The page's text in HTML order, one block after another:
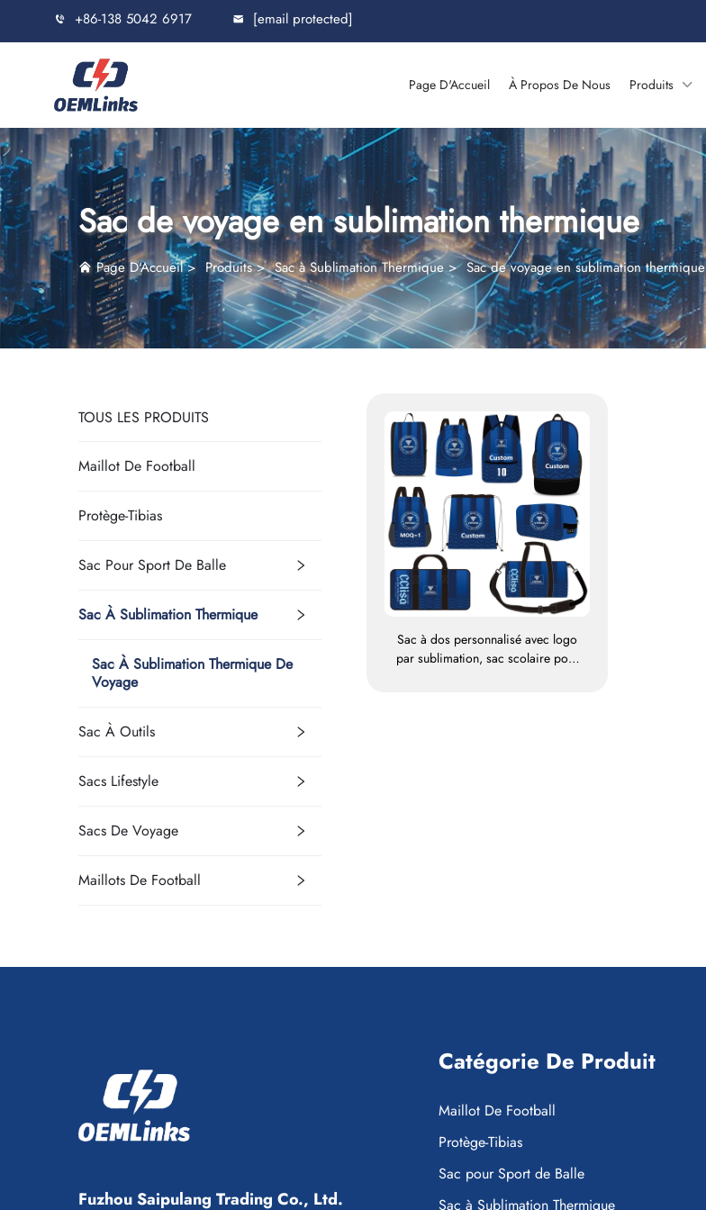
+86-138 5042 6917 [email protected]
Page D'Accueil À Propos De Nous Produits
Sac de voyage en sublimation thermique
Page D'Accueil> Produits>Sac à Sublimation Thermique> Sac de voyage en sublimation thermique
TOUS LES PRODUITS
Maillot De Football
Protège-Tibias
Sac Pour Sport De Balle
Sac À Sublimation Thermique
Sac À Sublimation Thermique De
Voyage
Sac À Outils
Sacs Lifestyle
Sacs De Voyage
Maillots De Football
Sac à dos personnalisé avec logo
par sublimation, sac scolaire pour
Fuzhou Saipulang Trading Co., Ltd.
Catégorie De Produit
Maillot De Football
Protège-Tibias
Sac pour Sport de Balle
Sac à Sublimation Thermique